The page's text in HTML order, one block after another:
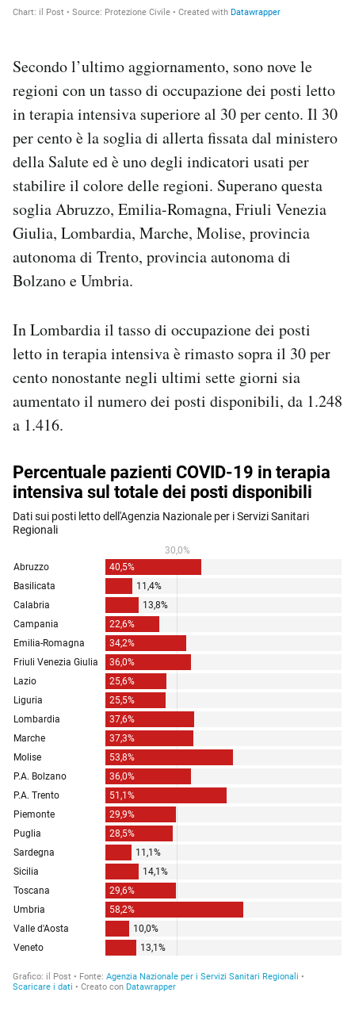
Secondo l’ultimo aggiornamento, sono nove le
regioni con un tasso di occupazione dei posti letto
in terapia intensiva superiore al 30 per cento. Il 30
per cento è la soglia di allerta fissata dal ministero
della Salute ed è uno degli indicatori usati per
stabilire il colore delle regioni. Superano questa
soglia Abruzzo, Emilia-Romagna, Friuli Venezia
Giulia, Lombardia, Marche, Molise, provincia
autonoma di Trento, provincia autonoma di
Bolzano e Umbria.
In Lombardia il tasso di occupazione dei posti
letto in terapia intensiva è rimasto sopra il 30 per
cento nonostante negli ultimi sette giorni sia
aumentato il numero dei posti disponibili, da 1.248
a 1.416.